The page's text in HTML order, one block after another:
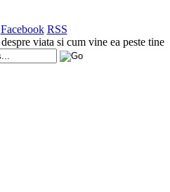
Facebook RSS
despre viata si cum vine ea peste tine